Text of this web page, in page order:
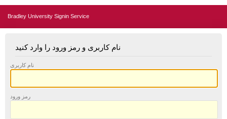
Bradley University Signin Service
نام کاربری و رمز ورود را وارد کنید
نام کاربری
رمز ورود